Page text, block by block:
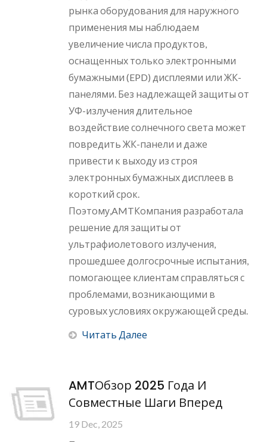
рынка оборудования для наружного
применения мы наблюдаем
увеличение числа продуктов,
оснащенных только электронными
бумажными (EPD) дисплеями или ЖК-
панелями. Без надлежащей защиты от
УФ-излучения длительное
воздействие солнечного света может
повредить ЖК-панели и даже
привести к выходу из строя
электронных бумажных дисплеев в
короткий срок.
Поэтому,AMTКомпания разработала
решение для защиты от
ультрафиолетового излучения,
прошедшее долгосрочные испытания,
помогающее клиентам справляться с
проблемами, возникающими в
суровых условиях окружающей среды.
Читать Далее
AMTОбзор 2025 Года И
Совместные Шаги Вперед
19 Dec, 2025